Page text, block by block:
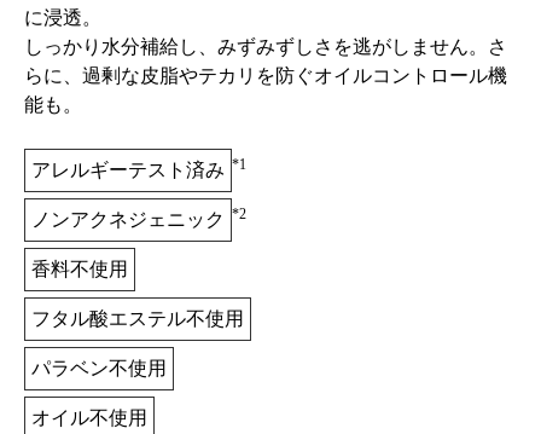
に浸透。
しっかり水分補給し、みずみずしさを逃がしません。さ
らに、過剰な皮脂やテカリを防ぐオイルコントロール機
能も。
アレルギーテスト済み *1
ノンアクネジェニック *2
香料不使用
フタル酸エステル不使用
パラベン不使用
オイル不使用